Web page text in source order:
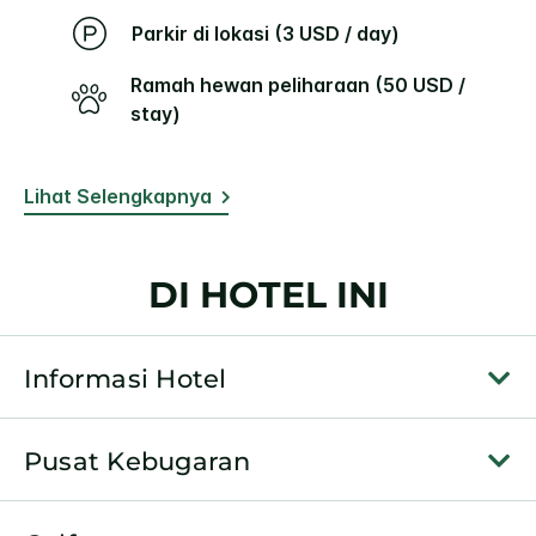
Parkir di lokasi (3 USD / day)
Ramah hewan peliharaan (50 USD /
stay)
Lihat Selengkapnya
DI HOTEL INI
Informasi Hotel
Pusat Kebugaran